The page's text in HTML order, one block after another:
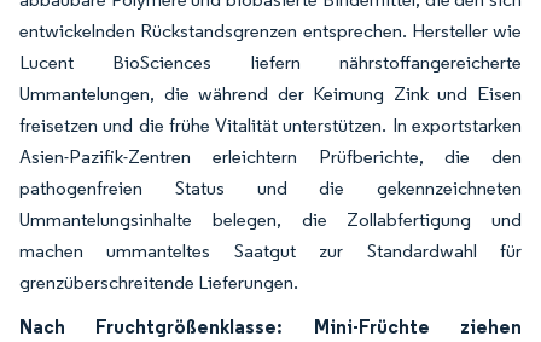
entwickelnden Rückstandsgrenzen entsprechen. Hersteller wie
Lucent BioSciences liefern nährstoffangereicherte
Ummantelungen, die während der Keimung Zink und Eisen
freisetzen und die frühe Vitalität unterstützen. In exportstarken
Asien-Pazifik-Zentren erleichtern Prüfberichte, die den
pathogenfreien Status und die gekennzeichneten
Ummantelungsinhalte belegen, die Zollabfertigung und
machen ummanteltes Saatgut zur Standardwahl für
grenzüberschreitende Lieferungen.
Nach Fruchtgrößenklasse: Mini-Früchte ziehen